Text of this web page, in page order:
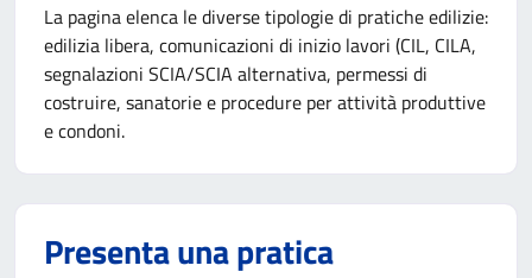
La pagina elenca le diverse tipologie di pratiche edilizie:
edilizia libera, comunicazioni di inizio lavori (CIL, CILA,
segnalazioni SCIA/SCIA alternativa, permessi di
costruire, sanatorie e procedure per attività produttive
e condoni.
Presenta una pratica